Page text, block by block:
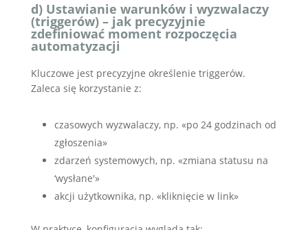
d) Ustawianie warunków i wyzwalaczy
(triggerów) – jak precyzyjnie
zdefiniować moment rozpoczęcia
automatyzacji
Kluczowe jest precyzyjne określenie triggerów.
Zaleca się korzystanie z:
czasowych wyzwalaczy, np. «po 24 godzinach od
zgłoszenia»
zdarzeń systemowych, np. «zmiana statusu na
‘wysłane'»
akcji użytkownika, np. «kliknięcie w link»